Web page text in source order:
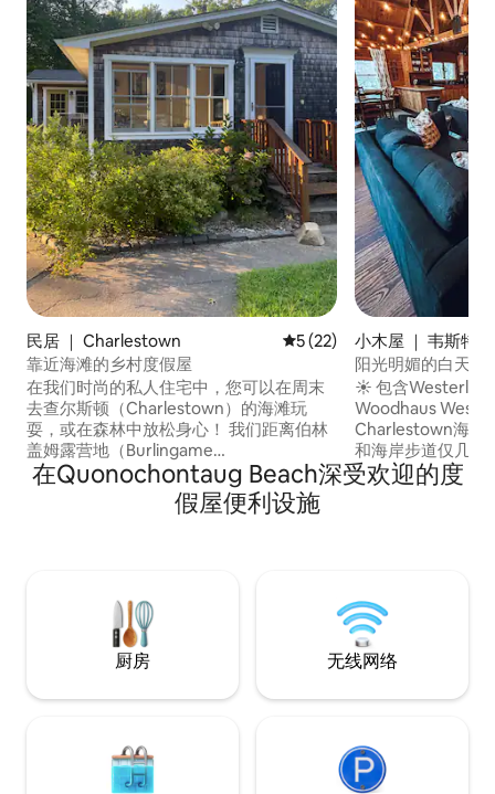
民居 ｜ Charlestown 平均评分 5 分（满分 5 分）
5 (22)
靠近海滩的乡村度假屋
在我们时尚的私人住宅中，您可以在周末
去查尔斯顿（Charlestown）的海滩玩
耍，或在森林中放松身心！ 我们距离伯林
盖姆露营地（Burlingame
Campground）、尼尼格雷特公园
（Ninigret Park）和蓝色百叶窗（Blue
Shutters）以及其他查尔斯顿海滩只有很
雷特公园（ Ninigret Park ） ： 3.5英
小木屋 ｜ 韦斯特
阳光明媚的白天，
到海滩
☀️ 包含Westerly海滩通
Woodhaus
Charlestown海滩
和海岸步道仅几分
畅饮清爽饮料，在
然后在天黑后欣
在Quonochontaug Beach深受欢迎的度
假屋便利设施
厨房 无线网络